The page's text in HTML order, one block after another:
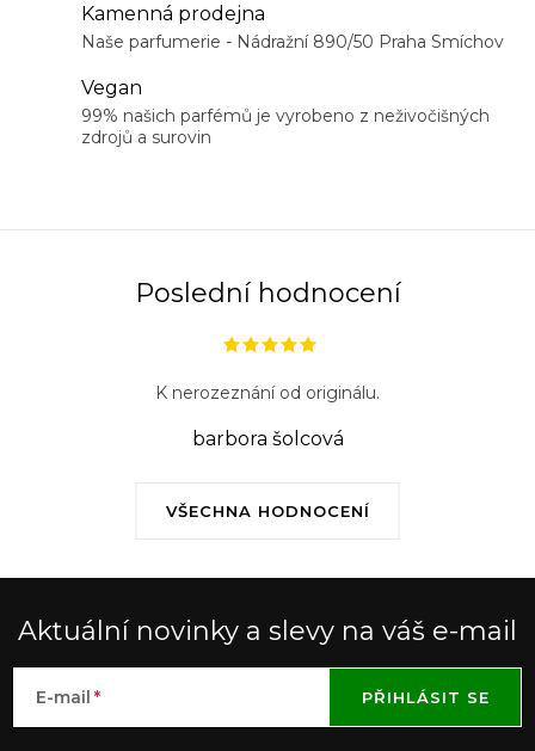
Kamenná prodejna
Naše parfumerie - Nádražní 890/50 Praha Smíchov
Vegan
99% našich parfémů je vyrobeno z neživočišných
zdrojů a surovin
Poslední hodnocení
VŠECHNA HODNOCENÍ
K nerozeznání od originálu.
barbora šolcová
Aktuální novinky a slevy na váš e-mail
E-mail PŘIHLÁSIT SE